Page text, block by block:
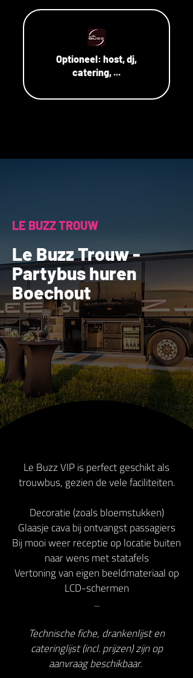
Optioneel: host, dj,
catering, ...
LE BUZZ TROUW
Le Buzz Trouw -
Partybus huren
Boechout
Le Buzz VIP is perfect geschikt als
trouwbus, gezien de vele faciliteiten.
Decoratie (zoals bloemstukken)
Glaasje cava bij ontvangst passagiers
Bij mooi weer receptie op locatie buiten
naar wens met statafels
Vertoning van eigen beeldmateriaal op
LCD-schermen
...
Technische fiche, drankenlijst en
cateringlijst (incl. prijzen) zijn op
aanvraag beschikbaar.